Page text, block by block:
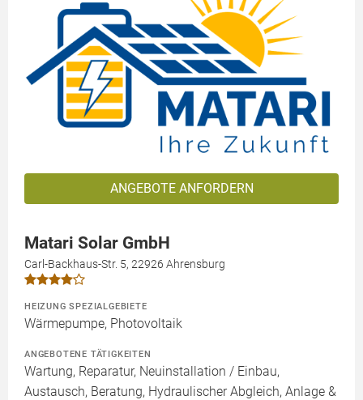
ANGEBOTE ANFORDERN
Matari Solar GmbH
Carl-Backhaus-Str. 5, 22926 Ahrensburg
HEIZUNG SPEZIALGEBIETE
Wärmepumpe, Photovoltaik
ANGEBOTENE TÄTIGKEITEN
Wartung, Reparatur, Neuinstallation / Einbau,
Austausch, Beratung, Hydraulischer Abgleich, Anlage &